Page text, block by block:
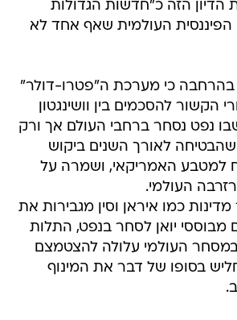
הדיון הזה כ"חדשות הגדולות
הפיננסית העולמית שאף אחד לא
בהרחבה כי מערכת ה"פטרו-דולר"
הקשור להסכמים בין וושינגטון
נפט נסחר ברחבי העולם אך ורק
שהבטיחה לאורך השנים ביקוש
למטבע האמריקאי, ושמרה על
העולמי.
כמו איראן וסין מגבירות את
מבוססי יואן לסחר בנפט, התלות
במסחר העולמי עלולה להצטמצם
בסופו של דבר את המינוף